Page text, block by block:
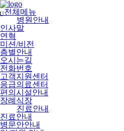
메
뉴
너
뛰
기
전체메뉴
병원안내
인사말
연혁
미션/비전
층별안내
오시는길
전화번호
고객지원센터
응급의료센터
편의시설안내
장례식장
진료안내
진료안내
병문안안내